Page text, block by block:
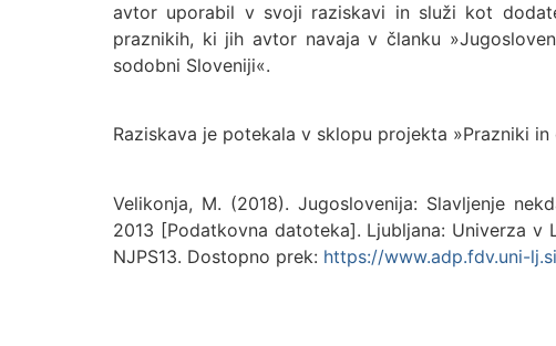
avtor uporabil v svoji raziskavi in služi kot
praznikih, ki jih avtor navaja v članku
sodobni Sloveniji«.
Raziskava je potekala v sklopu projekta »Prazniki
Velikonja, M. (2018). Jugoslovenija: Slavljenje
2013 [Podatkovna datoteka]. Ljubljana: Univerza
NJPS13. Dostopno prek: https://www.adp.fdv.uni-